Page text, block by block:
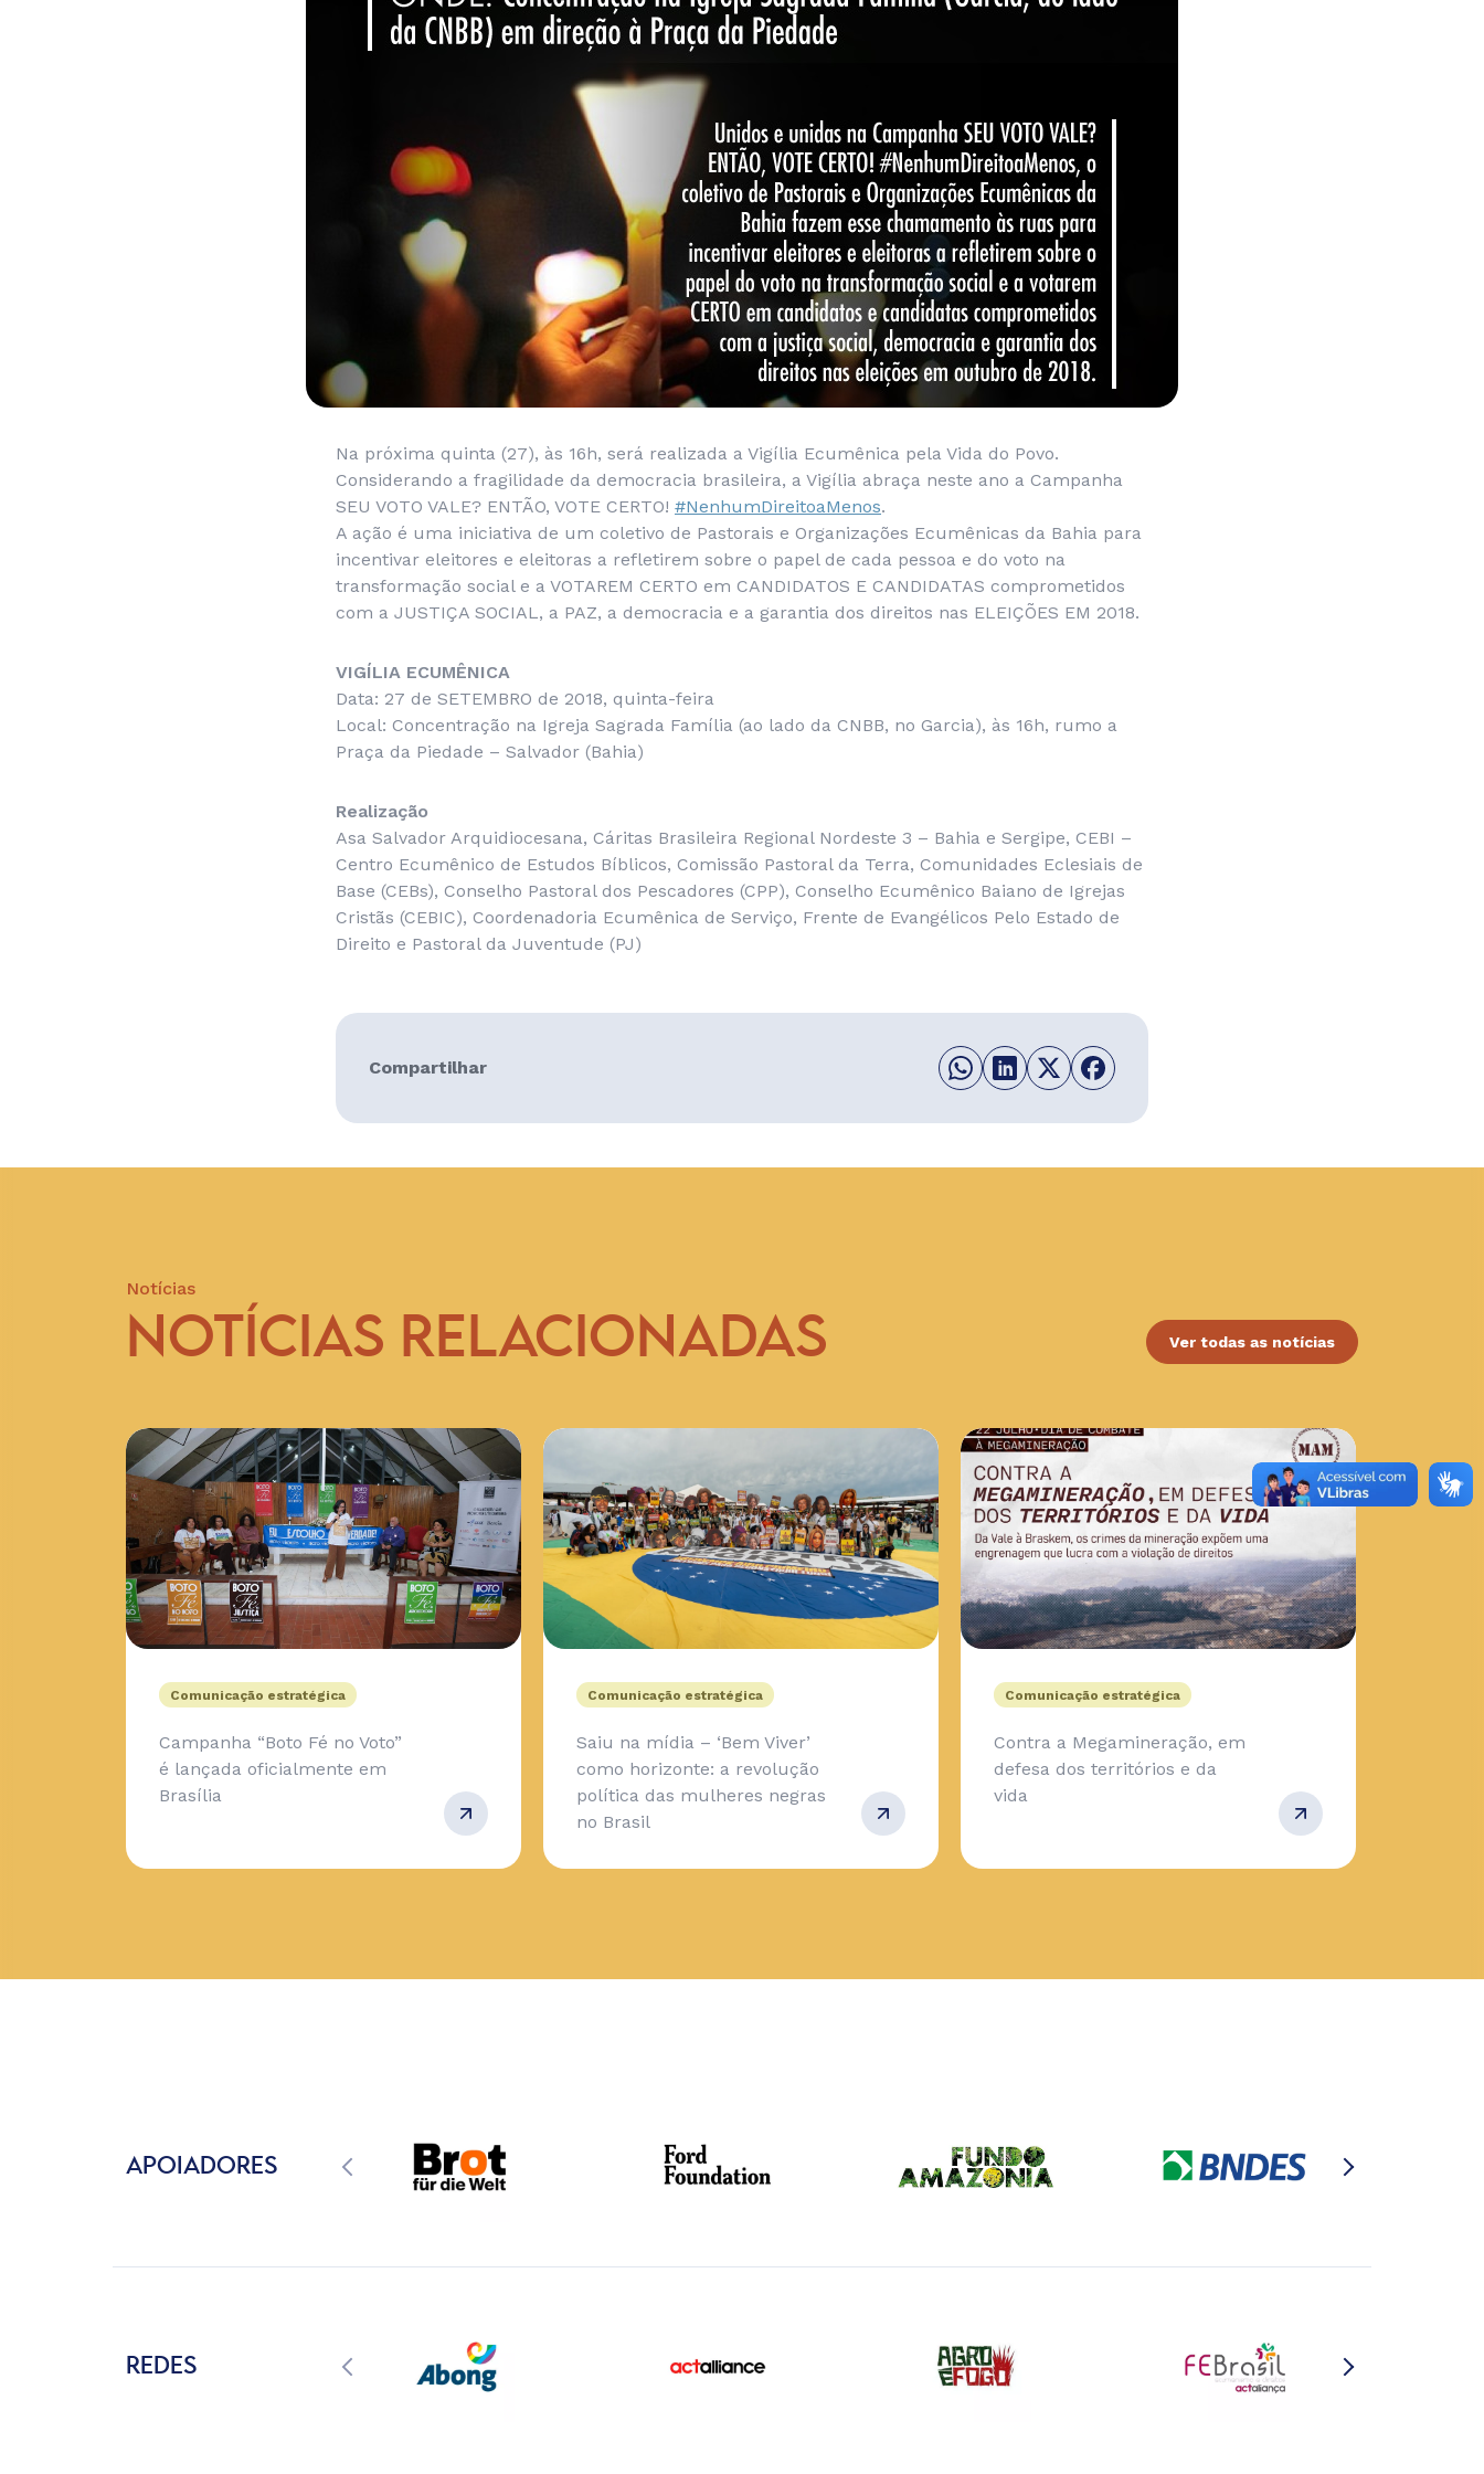
Na próxima quinta (27), às 16h, será realizada a Vigília Ecumênica pela Vida do Povo.
Considerando a fragilidade da democracia brasileira, a Vigília abraça neste ano a Campanha
SEU VOTO VALE? ENTÃO, VOTE CERTO! #NenhumDireitoaMenos.
A ação é uma iniciativa de um coletivo de Pastorais e Organizações Ecumênicas da Bahia para
incentivar eleitores e eleitoras a refletirem sobre o papel de cada pessoa e do voto na
transformação social e a VOTAREM CERTO em CANDIDATOS E CANDIDATAS comprometidos
com a JUSTIÇA SOCIAL, a PAZ, a democracia e a garantia dos direitos nas ELEIÇÕES EM 2018.
VIGÍLIA ECUMÊNICA
Data: 27 de SETEMBRO de 2018, quinta-feira
Local: Concentração na Igreja Sagrada Família (ao lado da CNBB, no Garcia), às 16h, rumo a
Praça da Piedade – Salvador (Bahia)
Realização
Asa Salvador Arquidiocesana, Cáritas Brasileira Regional Nordeste 3 – Bahia e Sergipe, CEBI –
Centro Ecumênico de Estudos Bíblicos, Comissão Pastoral da Terra, Comunidades Eclesiais de
Base (CEBs), Conselho Pastoral dos Pescadores (CPP), Conselho Ecumênico Baiano de Igrejas
Cristãs (CEBIC), Coordenadoria Ecumênica de Serviço, Frente de Evangélicos Pelo Estado de
Direito e Pastoral da Juventude (PJ)
Compartilhar
Notícias
NOTÍCIAS RELACIONADAS Ver todas as notícias
Comunicação estratégica
Campanha “Boto Fé no Voto”
é lançada oficialmente em
Brasília
Comunicação estratégica
Saiu na mídia – ‘Bem Viver’
como horizonte: a revolução
política das mulheres negras
no Brasil
Comunicação estratégica
Contra a Megamineração, em
defesa dos territórios e da
vida
APOIADORES
REDES